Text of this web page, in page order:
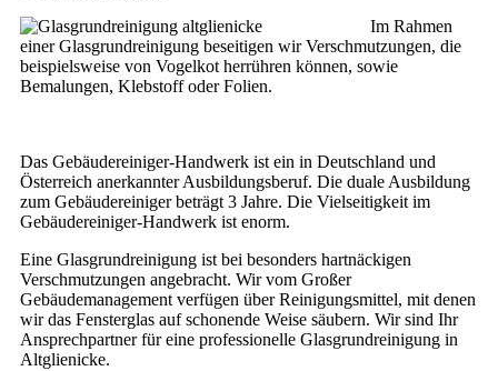
Im Rahmen
einer Glasgrundreinigung beseitigen wir Verschmutzungen, die
beispielsweise von Vogelkot herrühren können, sowie
Bemalungen, Klebstoff oder Folien.
Das Gebäudereiniger-Handwerk ist ein in Deutschland und
Österreich anerkannter Ausbildungsberuf. Die duale Ausbildung
zum Gebäudereiniger beträgt 3 Jahre. Die Vielseitigkeit im
Gebäudereiniger-Handwerk ist enorm.
Eine Glasgrundreinigung ist bei besonders hartnäckigen
Verschmutzungen angebracht. Wir vom Großer
Gebäudemanagement verfügen über Reinigungsmittel, mit denen
wir das Fensterglas auf schonende Weise säubern. Wir sind Ihr
Ansprechpartner für eine professionelle Glasgrundreinigung in
Altglienicke.